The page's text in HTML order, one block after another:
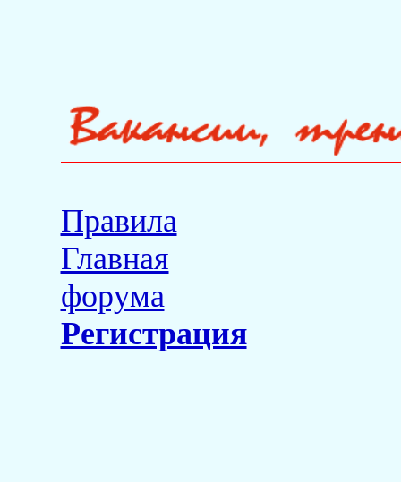
Правила
Главная
форума
Регистрация